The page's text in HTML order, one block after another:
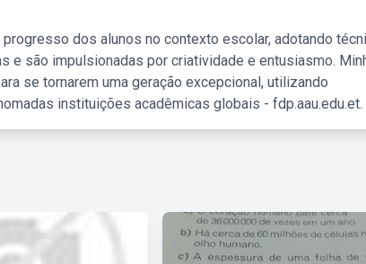
dos alunos no contexto escolar, adotando
e são impulsionadas por criatividade e entusiasmo.
se tornarem uma geração excepcional, utilizando
instituições acadêmicas globais - fdp.aau.edu.et.